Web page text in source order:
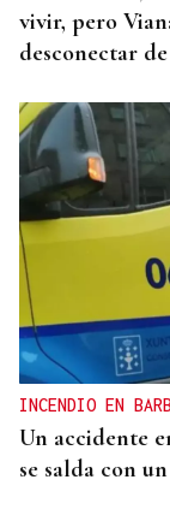
vivir, pero
desconectar
INCENDIO EN
Un accidente
se salda con